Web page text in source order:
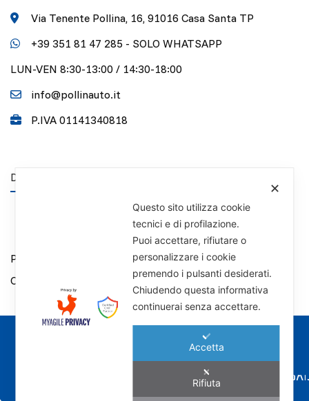
Via Tenente Pollina, 16, 91016 Casa Santa TP
+39 351 81 47 285 - SOLO WHATSAPP
LUN-VEN 8:30-13:00 / 14:30-18:00
info@pollinauto.it
P.IVA 01141340818
DISCLAIMER
Privacy Policy
Cookie Policy
I NOSTRI MARCHI
✕
Questo sito utilizza cookie
tecnici e di profilazione.
Puoi accettare, rifiutare o
personalizzare i cookie
premendo i pulsanti desiderati.
Chiudendo questa informativa
continuerai senza accettare.
Accetta
Rifiuta